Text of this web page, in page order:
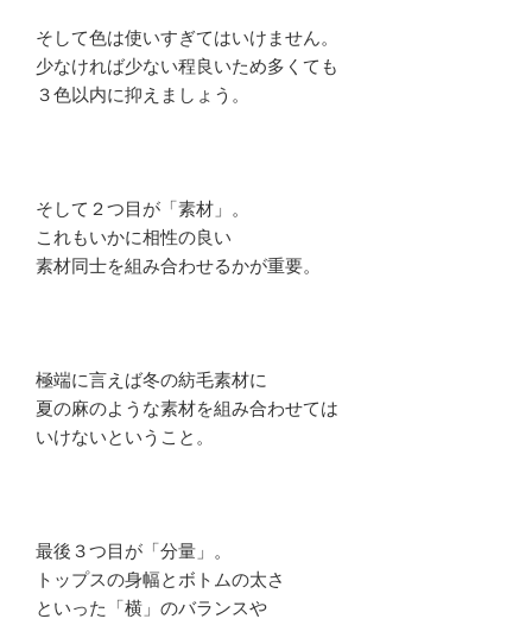
そして色は使いすぎてはいけません。
少なければ少ない程良いため多くても
３色以内に抑えましょう。
そして２つ目が「素材」。
これもいかに相性の良い
素材同士を組み合わせるかが重要。
極端に言えば冬の紡毛素材に
夏の麻のような素材を組み合わせては
いけないということ。
最後３つ目が「分量」。
トップスの身幅とボトムの太さ
といった「横」のバランスや